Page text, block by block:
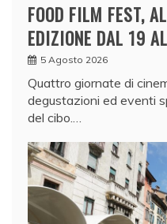
FOOD FILM FEST,
EDIZIONE DAL 19
5 Agosto 2026
Quattro giornate di
degustazioni ed eventi
del cibo.…